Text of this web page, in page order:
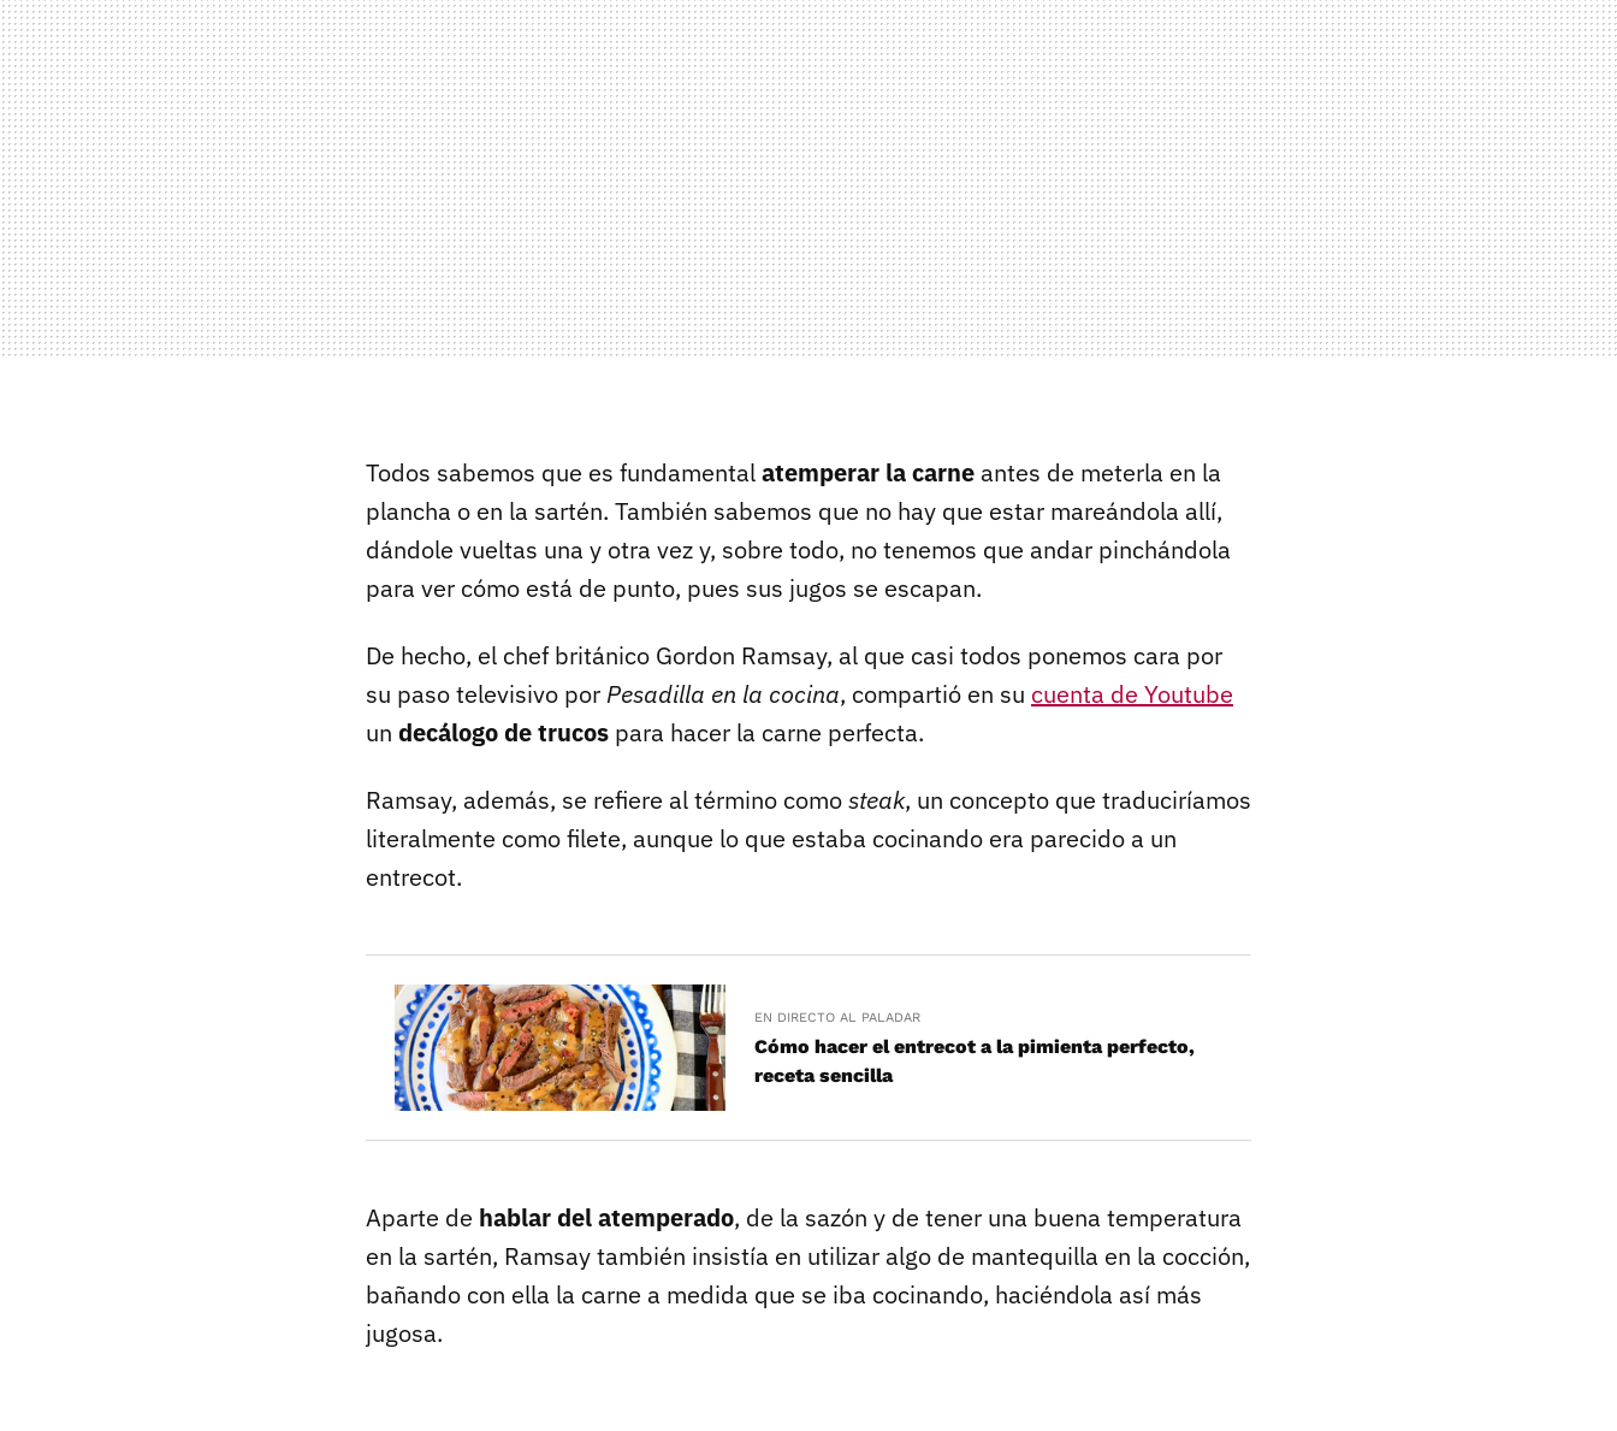
Todos sabemos que es fundamentalatemperar la carne antes de meterla en la
plancha o en la sartén. También sabemos que no hay que estar mareándola allí,
dándole vueltas una y otra vez y, sobre todo, no tenemos que andar pinchándola
para ver cómo está de punto, pues sus jugos se escapan.
De hecho, el chef británico Gordon Ramsay, al que casi todos ponemos cara por
su paso televisivo porPesadilla en la cocina, compartió en su cuenta de Youtube
un decálogo de trucos para hacer la carne perfecta.
Ramsay, además, se refiere al término comosteak, un concepto que traduciríamos
literalmente como filete, aunque lo que estaba cocinando era parecido a un
entrecot.
EN DIRECTO AL PALADAR
Cómo hacer el entrecot a la pimienta perfecto,
receta sencilla
Aparte de hablar del atemperado, de la sazón y de tener una buena temperatura
en la sartén, Ramsay también insistía en utilizar algo de mantequilla en la cocción,
bañando con ella la carne a medida que se iba cocinando, haciéndola así más
jugosa.